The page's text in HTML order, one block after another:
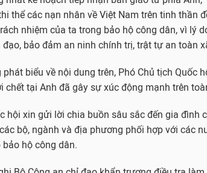
thể các nạn nhân về Việt Nam trên tinh thần
nhiệm của ta trong bảo hộ công dân, vì lý
đạo, bảo đảm an ninh chính trị, trật tự an toàn
phát biểu về nội dung trên, Phó Chủ tịch Quốc
chết tại Anh đã gây sự xúc động mạnh trên
hội xin gửi lời chia buồn sâu sắc đến gia đình
bộ, ngành và địa phương phối hợp với các
bảo hộ công dân.